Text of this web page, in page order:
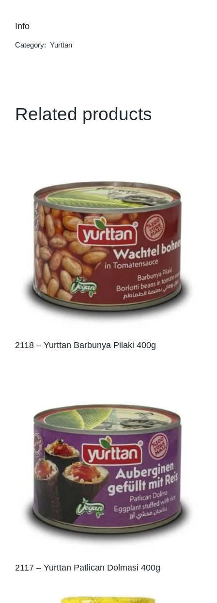
Info
Category: Yurttan
Related products
2118 – Yurttan Barbunya Pilaki 400g
2117 – Yurttan Patlican Dolmasi 400g